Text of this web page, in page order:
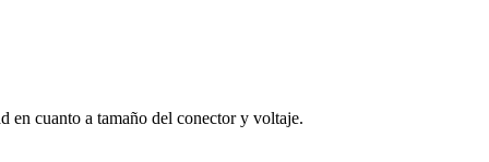
en cuanto a tamaño del conector y voltaje.